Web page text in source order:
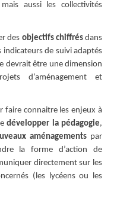
aussi les collectivités
des objectifs chiffrésdans
indicateurs de suivi adaptés
devrait être une dimension
d’aménagement et
faire connaitre les enjeux à
développer la pédagogie,
aménagements par
la forme d’action de
directement sur les
(les lycéens ou les